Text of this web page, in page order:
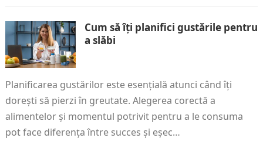
Cum să îți planifici gustările pentru
a slăbi
Planificarea gustărilor este esențială atunci când îți
dorești să pierzi în greutate. Alegerea corectă a
alimentelor și momentul potrivit pentru a le consuma
pot face diferența între succes și eșec…